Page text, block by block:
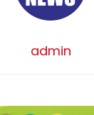
admin